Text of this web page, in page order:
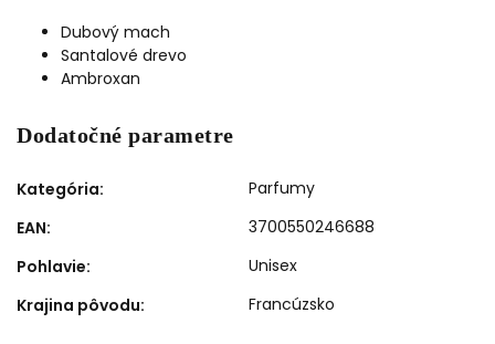
Dubový mach
Santalové drevo
Ambroxan
Dodatočné parametre
Kategória:
Parfumy
EAN:
3700550246688
Pohlavie:
Unisex
Krajina pôvodu: Francúzsko